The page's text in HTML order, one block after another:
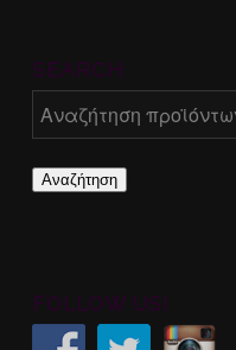
Αναζήτηση